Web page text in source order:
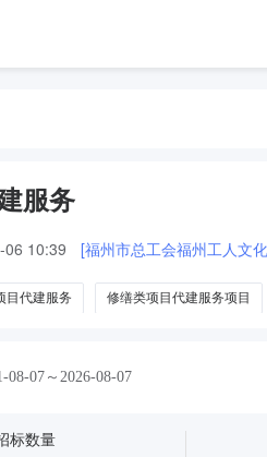
服务
10:39 [福州市总工会福州工人文
目代建服务 修缮类项目代建服务项目
08-07～2026-08-07
标数量